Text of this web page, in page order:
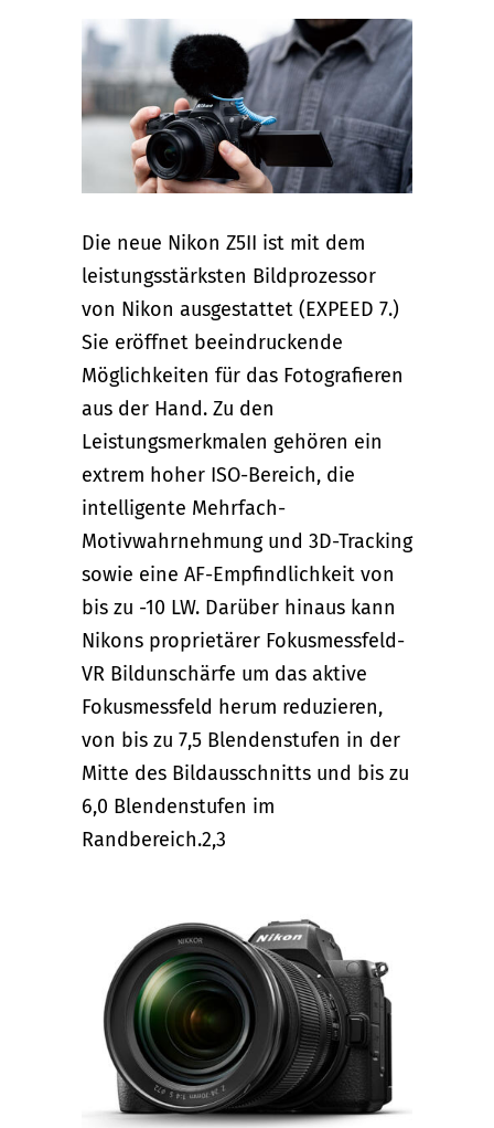
Die neue Nikon Z5II ist mit dem
leistungsstärksten Bildprozessor
von Nikon ausgestattet (EXPEED 7.)
Sie eröffnet beeindruckende
Möglichkeiten für das Fotografieren
aus der Hand. Zu den
Leistungsmerkmalen gehören ein
extrem hoher ISO-Bereich, die
intelligente Mehrfach-
Motivwahrnehmung und 3D-Tracking
sowie eine AF-Empfindlichkeit von
bis zu -10 LW. Darüber hinaus kann
Nikons proprietärer Fokusmessfeld-
VR Bildunschärfe um das aktive
Fokusmessfeld herum reduzieren,
von bis zu 7,5 Blendenstufen in der
Mitte des Bildausschnitts und bis zu
6,0 Blendenstufen im
Randbereich.2,3